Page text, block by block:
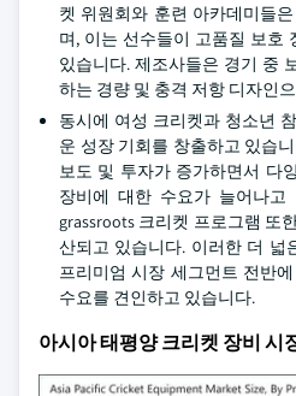
켓 위원회와 훈련 아카데미들
며, 이는 선수들이 고품질 보호
있습니다. 제조사들은 경기 중
하는 경량 및 충격 저항 디자인
동시에 여성 크리켓과 청소년
운 성장 기회를 창출하고 있습
보도 및 투자가 증가하면서 다
장비에 대한 수요가 늘어나고
grassroots 크리켓 프로그램 또
산되고 있습니다. 이러한 더 넓
프리미엄 시장 세그먼트 전반
수요를 견인하고 있습니다.
아시아 태평양 크리켓 장비 시